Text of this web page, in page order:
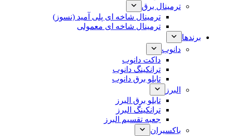
ترمینال برق
ترمینال شاخه ای پلی آمید (نسوز)
ترمینال شاخه ای معمولی
برندها
دانوب
داکت دانوب
ترانکینگ دانوب
تابلو برق دانوب
البرز
تابلو برق البرز
ترانکینگ البرز
جعبه تقسیم البرز
باکسیران